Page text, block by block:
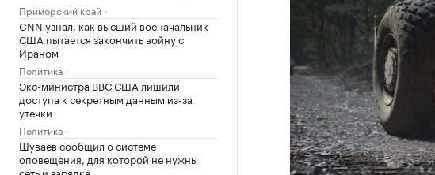
Приморский край
CNN узнал, как высший военачальник
США пытается закончить войну с
Ираном
Политика
Экс-министра ВВС США лишили
доступа к секретным данным из-за
утечки
Политика
Шуваев сообщил о системе
оповещения, для которой не нужны